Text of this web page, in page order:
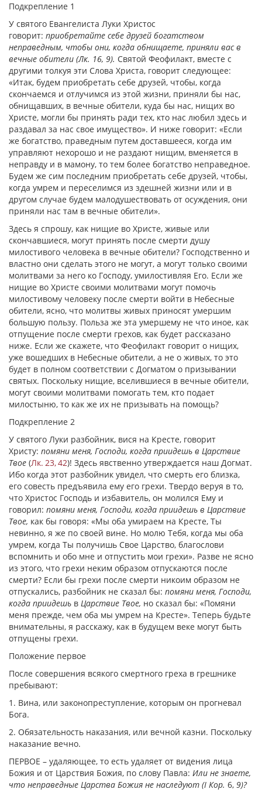
Подкрепление 1
У святого Евангелиста Луки Христос
говорит: приобретайте себе друзей богатством
неправедным, чтобы они, когда обнищаете, приняли вас в
вечные обители (Лк. 16, 9). Святой Феофилакт, вместе с
другими толкуя эти Слова Христа, говорит следующее:
«Итак, будем приобретать себе друзей, чтобы, когда
скончаемся и отлучимся из этой жизни, приняли бы нас,
обнищавших, в вечные обители, куда бы нас, нищих во
Христе, могли бы принять ради тех, кто нас любил здесь и
раздавал за нас свое имущество». И ниже говорит: «Если
же богатство, праведным путем доставшееся, когда им
управляют нехорошо и не раздают нищим, вменяется в
неправду и в мамону, то тем более богатство неправедное.
Будем же сим последним приобретать себе друзей, чтобы,
когда умрем и переселимся из здешней жизни или и в
другом случае будем малодушествовать от осуждения, они
приняли нас там в вечные обители».
Здесь я спрошу, как нищие во Христе, живые или
скончавшиеся, могут принять после смерти душу
милостивого человека в вечные обители? Господственно и
властно они сделать этого не могут, а могут только своими
молитвами зa него ко Господу, умилостивляя Его. Если же
нищие во Христе своими молитвами могут помочь
милостивому человеку после смерти войти в Небесные
обители, ясно, что молитвы живых приносят умершим
большую пользу. Польза же эта умершему не что иное, как
отпущение после смерти грехов, как будет рассказано
ниже. Если же скажете, что Феофилакт говорит о нищих,
уже вошедших в Небесные обители, а не о живых, то это
будет в полном соответствии с Догматом о призывании
святых. Поскольку нищие, вселившиеся в вечные обители,
могут своими молитвами помогать тем, кто подает
милостыню, то как же их не призывать на помощь?
Подкрепление 2
У святого Луки разбойник, вися на Кресте, говорит
Христу: помяни меня, Господи, когда приидешь в Царствие
Tвoе (Лк. 23, 42)! Здесь явственно утверждается наш Догмат.
Ибо когда этот разбойник увидел, что смерть его близка,
его совесть предъявила ему его грехи. Твердо веруя в то,
что Христос Господь и избавитель, он молился Ему и
говорил: помяни меня, Господи, когда приидешь в Царствие
Твое, как бы говоря: «Мы оба умираем на Кресте, Ты
невинно, я же по своей вине. Но молю Тебя, когда мы оба
умрем, когда Ты получишь Свое Царство, благослови
вспомнить и обо мне и отпустить мои грехи». Разве не ясно
из этого, что грехи неким образом отпускаются после
смерти? Если бы грехи после смерти никоим образом не
отпускались, разбойник не сказал бы: помяни меня, Господи,
когда приидешь в Царствие Твое, но сказал бы: «Помяни
меня прежде, чем оба мы умрем на Кресте». Теперь будьте
внимательны, я расскажу, как в будущем веке могут быть
отпущены грехи.
Положение первое
После совершения всякого смертного греха в грешнике
пребывают:
1 . Вина, или законопреступление, которым он прогневал
Бога.
2. Обязательность наказания, или вечной казни. Поскольку
наказание вечно.
ПЕРВОЕ – удаляющее, то есть удаляет от видения лица
Божия и от Царствия Божия, по слову Павла: Или не знаете,
что неправедные Царства Божия не наследуют (I Кор. 6, 9)?